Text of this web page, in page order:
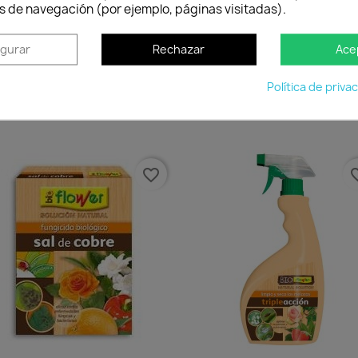
Ogánico Vitalfem... Abono Orgánico Guano 2kg
14,81 €
favorite_border
de navegación (por ejemplo, páginas visitadas).
Rechazar
Política de